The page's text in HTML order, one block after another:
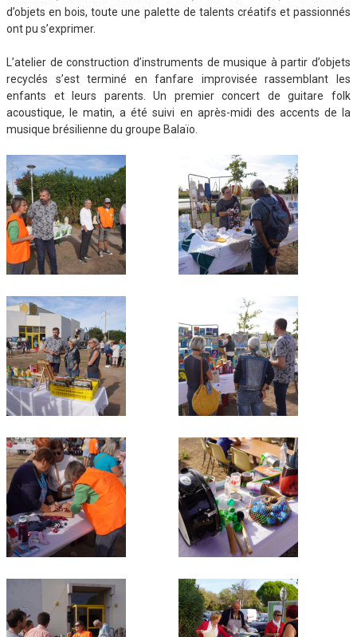
d’objets en bois, toute une palette de talents créatifs et passionnés
ont pu s’exprimer.
L’atelier de construction d’instruments de musique à partir d’objets
recyclés s’est terminé en fanfare improvisée rassemblant les
enfants et leurs parents. Un premier concert de guitare folk
acoustique, le matin, a été suivi en après-midi des accents de la
musique brésilienne du groupe Balaïo.